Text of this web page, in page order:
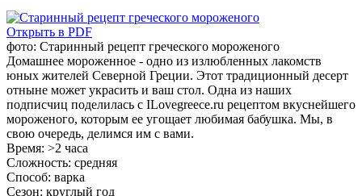
Открыть в PDF
фото: Старинный рецепт греческого мороженого
Домашнее мороженное - одно из излюбленных лакомств
юных жителей Северной Греции. Этот традиционный десерт
отныне может украсить и ваш стол. Одна из наших
подписчиц поделилась с ILovegreece.ru рецептом вкуснейшего
мороженого, которым ее угощает любимая бабушка. Мы, в
свою очередь, делимся им с вами.
Время: >2 часа
Сложность: средняя
Способ: варка
Сезон: круглый год